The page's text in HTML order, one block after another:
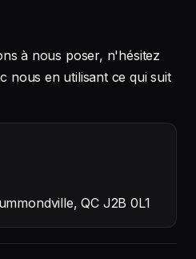
à nous poser, n'hésitez
nous en utilisant ce qui suit
QC J2B 0L1